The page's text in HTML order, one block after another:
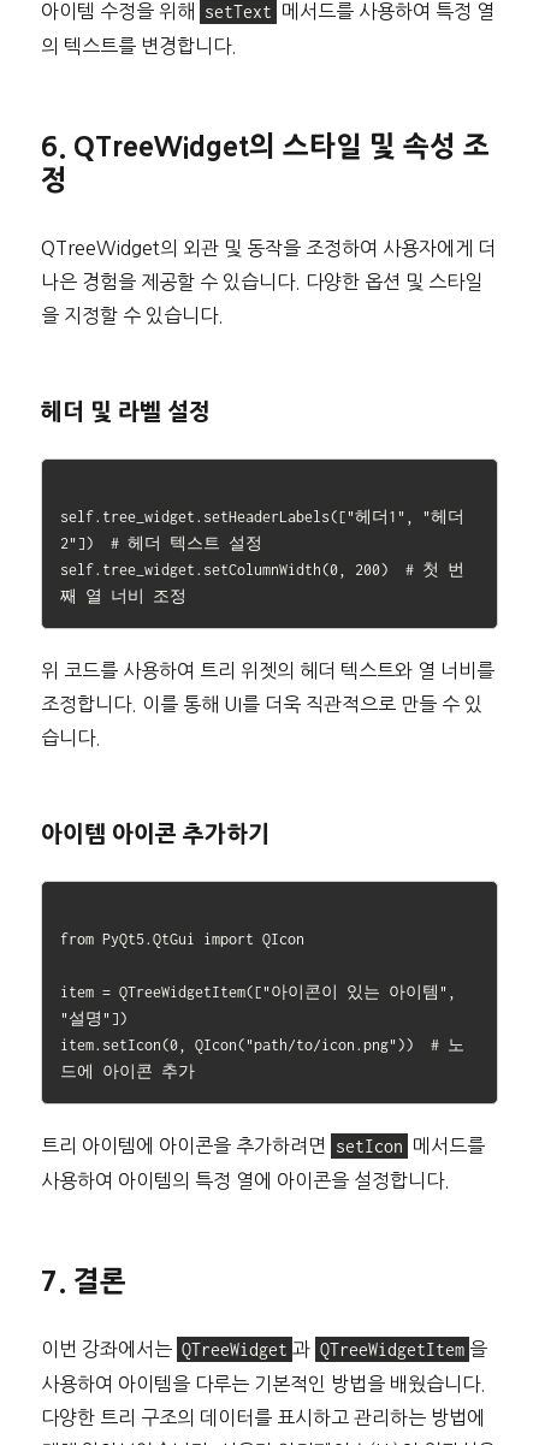
아이템 수정을 위해 setText
메서드를 사용하여 특정 열
의 텍스트를 변경합니다.
6. QTreeWidget의 스타일 및 속성 조
정
QTreeWidget의 외관 및 동작을 조정하여 사용자에게 더
나은 경험을 제공할 수 있습니다. 다양한 옵션 및 스타일
을 지정할 수 있습니다.
헤더 및 라벨 설정
self.tree_widget.setHeaderLabels(["헤더1", "헤더
2"])  # 헤더 텍스트 설정
self.tree_widget.setColumnWidth(0, 200)  # 첫 번
위 코드를 사용하여 트리 위젯의 헤더 텍스트와 열 너비를
조정합니다. 이를 통해 UI를 더욱 직관적으로 만들 수 있
습니다.
아이템 아이콘 추가하기
from PyQt5.QtGui import QIcon
item = QTreeWidgetItem(["아이콘이 있는 아이템",
"설명"])
item.setIcon(0, QIcon("path/to/icon.png"))  # 노
트리 아이템에 아이콘을 추가하려면 setIcon
메서드를
사용하여 아이템의 특정 열에 아이콘을 설정합니다.
7. 결론
이번 강좌에서는 QTreeWidget 과 QTreeWidgetItem 을
사용하여 아이템을 다루는 기본적인 방법을 배웠습니다.
다양한 트리 구조의 데이터를 표시하고 관리하는 방법에